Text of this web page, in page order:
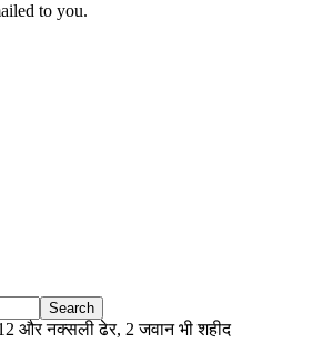
to you.
और नक्सली ढेर, 2 जवान भी शहीद